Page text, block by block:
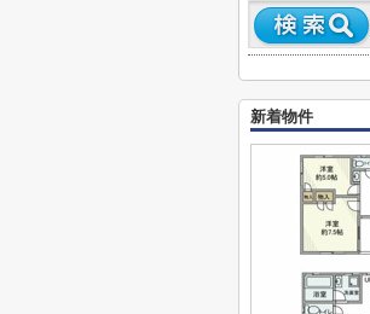
新着物件